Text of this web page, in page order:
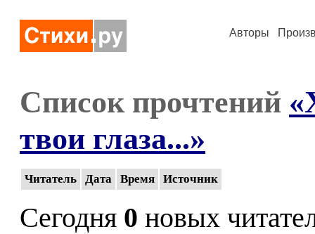
Авторы
Список прочтений
твои глаза...»
Читатель Дата Время Источник
Сегодня 0 новых